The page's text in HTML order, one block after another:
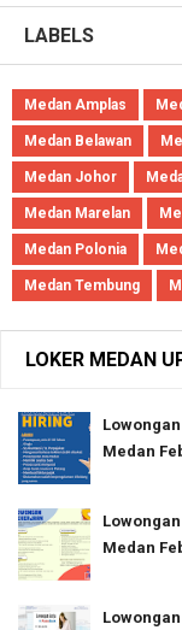
LABELS
Medan Amplas
Medan Belawan
Medan Johor
Medan Marelan
Medan Polonia
Medan Tembung
LOKER MEDAN
Medan
Medan